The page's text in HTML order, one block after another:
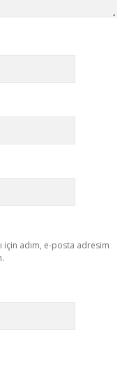
için adım, e-posta adresim